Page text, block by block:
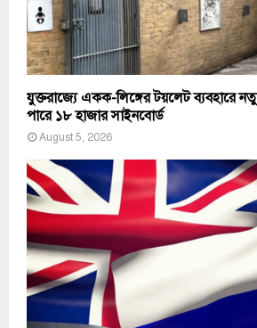
যুক্তরাজ্যে একক-লিঙ্গের টয়লেট ব্যবহারে
পারে ১৮ হাজার সাইনবোর্ড
August 5, 2026